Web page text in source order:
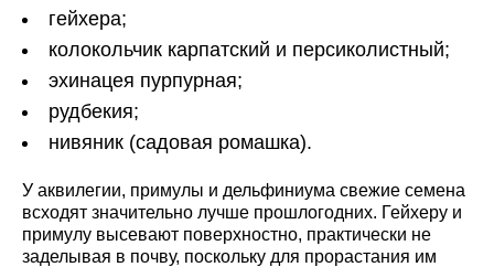
гейхера;
колокольчик карпатский и персиколистный;
эхинацея пурпурная;
рудбекия;
нивяник (садовая ромашка).
У аквилегии, примулы и дельфиниума свежие семена
всходят значительно лучше прошлогодних. Гейхеру и
примулу высевают поверхностно, практически не
заделывая в почву, поскольку для прорастания им